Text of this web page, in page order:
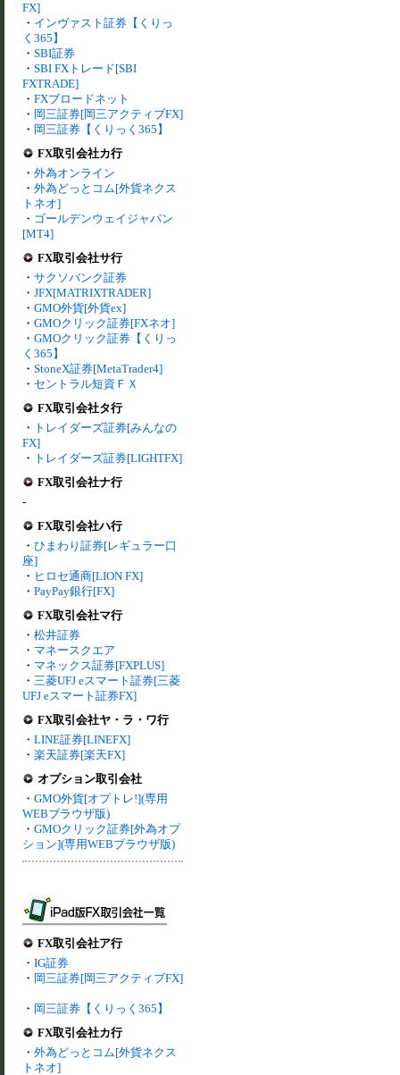
FX]
・ インヴァスト証券【くりっ
く365】
・ SBI証券
・ SBI FXトレード[SBI
FXTRADE]
・ FXブロードネット
・ 岡三証券[岡三アクティブFX]
・ 岡三証券【くりっく365】
FX取引会社カ行
・ 外為オンライン
・ 外為どっとコム[外貨ネクス
トネオ]
・ ゴールデンウェイジャパン
[MT4]
FX取引会社サ行
・ サクソバンク証券
・ JFX[MATRIXTRADER]
・ GMO外貨[外貨ex]
・ GMOクリック証券[FXネオ]
・ GMOクリック証券【くりっ
く365】
・ StoneX証券[MetaTrader4]
・ セントラル短資ＦＸ
FX取引会社タ行
・ トレイダーズ証券[みんなの
FX]
・ トレイダーズ証券[LIGHTFX]
FX取引会社ナ行
-
FX取引会社ハ行
・ ひまわり証券[レギュラー口
座]
・ ヒロセ通商[LION FX]
・ PayPay銀行[FX]
FX取引会社マ行
・ 松井証券
・ マネースクエア
・ マネックス証券[FXPLUS]
・ 三菱UFJ eスマート証券[三菱
UFJ eスマート証券FX]
FX取引会社ヤ・ラ・ワ行
・ LINE証券[LINEFX]
・ 楽天証券[楽天FX]
オプション取引会社
・ GMO外貨[オプトレ!](専用
WEBブラウザ版)
・ GMOクリック証券[外為オプ
ション](専用WEBブラウザ版)
FX取引会社ア行
・ IG証券
・ 岡三証券[岡三アクティブFX]
・ 岡三証券【くりっく365】
FX取引会社カ行
・ 外為どっとコム[外貨ネクス
トネオ]